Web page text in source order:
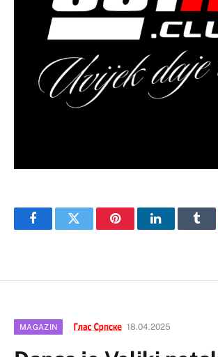
FacebookTwitter PinterestLinkedIn
MAGAZIN 18.04.2025